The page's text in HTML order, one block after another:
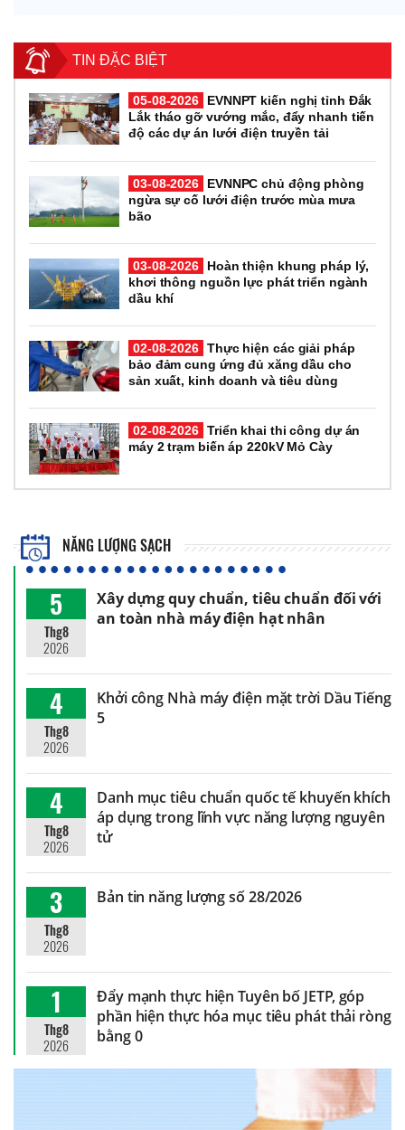
TIN ĐẶC BIỆT
05-08-2026
EVNNPT kiến nghị tỉnh Đắk
Lắk tháo gỡ vướng mắc, đẩy nhanh tiến
độ các dự án lưới điện truyền tải
03-08-2026
EVNNPC chủ động phòng
ngừa sự cố lưới điện trước mùa mưa
bão
03-08-2026
Hoàn thiện khung pháp lý,
khơi thông nguồn lực phát triển ngành
dầu khí
02-08-2026 Thực hiện các giải pháp
bảo đảm cung ứng đủ xăng dầu cho
sản xuất, kinh doanh và tiêu dùng
02-08-2026 Triển khai thi công dự án
máy 2 trạm biến áp 220kV Mỏ Cày
NĂNG LƯỢNG SẠCH
5
Thg8
2026
Xây dựng quy chuẩn, tiêu chuẩn đối với
an toàn nhà máy điện hạt nhân
4
Thg8
2026
Khởi công Nhà máy điện mặt trời Dầu Tiếng
5
4
Thg8
2026
Danh mục tiêu chuẩn quốc tế khuyến khích
áp dụng trong lĩnh vực năng lượng nguyên
tử
3
Thg8
2026
Bản tin năng lượng số 28/2026
1
Thg8
2026
Đẩy mạnh thực hiện Tuyên bố JETP, góp
phần hiện thực hóa mục tiêu phát thải ròng
bằng 0